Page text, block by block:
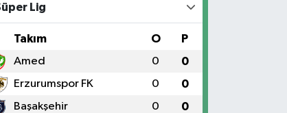
Lig
Takım O P
Amed 0 0
Erzurumspor FK 0 0
Başakşehir 0 0